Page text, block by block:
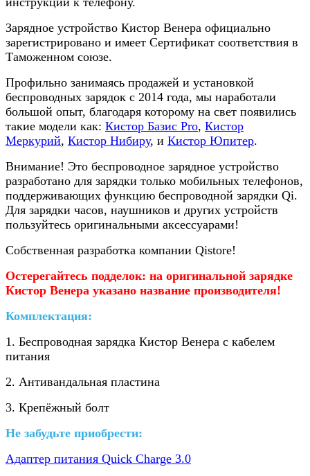
Зарядное устройство Кистор Венера официально
зарегистрировано и имеет Сертификат соответствия в
Таможенном союзе.
Профильно занимаясь продажей и установкой
беспроводных зарядок с 2014 года, мы наработали
большой опыт, благодаря которому на свет появились
такие модели как: Кистор Базис Pro, Кистор
Меркурий, Кистор Нибиру, и Кистор Юпитер.
Внимание! Это беспроводное зарядное устройство
разработано для зарядки только мобильных телефонов,
поддерживающих функцию беспроводной зарядки Qi.
Для зарядки часов, наушников и других устройств
пользуйтесь оригинальными аксессуарами!
Собственная разработка компании Qistore!
Остерегайтесь подделок: на оригинальной зарядке
Кистор Венера указано название производителя!
Комплектация:
1. Беспроводная зарядка Кистор Венера с кабелем
питания
2. Антивандальная пластина
3. Крепёжный болт
Не забудьте приобрести:
Адаптер питания Quick Charge 3.0